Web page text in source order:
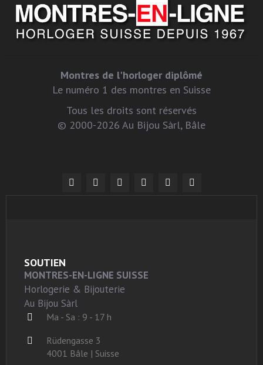
Montres de l'horloger diplômé
Le numéro 1 des montres en Suisse
Tous les droits sont réservés
© 2000-2026 Au Bijou Sàrl, Bâle
SOUTIEN
MONTRES-EN-LIGNE SUISSE
Horlogerie & Bijouterie
Au Bijou Sàrl
Ma - Sa : 9 - 17 h
Rüdengasse 3
4001 Bâle | Suisse